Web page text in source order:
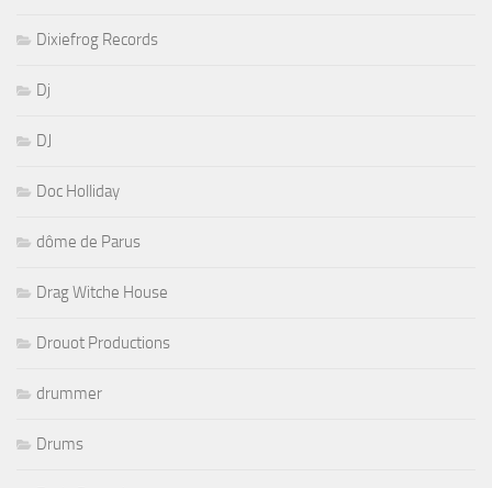
Dixiefrog Records
Dj
DJ
Doc Holliday
dôme de Parus
Drag Witche House
Drouot Productions
drummer
Drums